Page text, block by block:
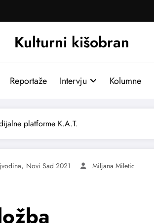
Kulturni kišobran
Reportaže Intervju Kolumne
platforme K.A.T.
, Novi Sad 2021
Miljana Miletic